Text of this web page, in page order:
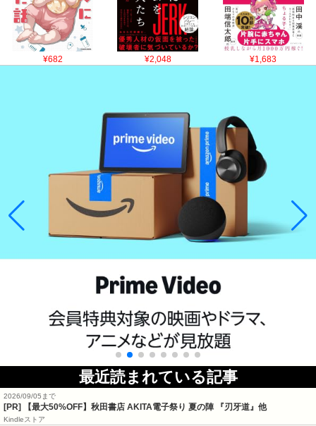
¥682 ¥2,048 ¥1,683
最近読まれている記事
2026/09/05まで
[PR] 【最大50%OFF】秋田書店 AKITA電子祭り 夏の陣 『刃牙道』他
Kindleストア